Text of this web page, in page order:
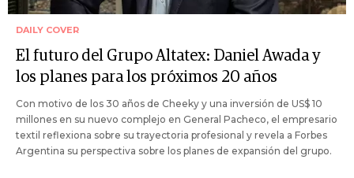
DAILY COVER
El futuro del Grupo Altatex: Daniel Awada y
los planes para los próximos 20 años
Con motivo de los 30 años de Cheeky y una inversión de US$ 10
millones en su nuevo complejo en General Pacheco, el empresario
textil reflexiona sobre su trayectoria profesional y revela a Forbes
Argentina su perspectiva sobre los planes de expansión del grupo.